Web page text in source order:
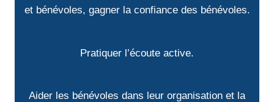
et bénévoles, gagner la confiance des bénévoles.
Pratiquer l’écoute active.
Aider les bénévoles dans leur organisation et la